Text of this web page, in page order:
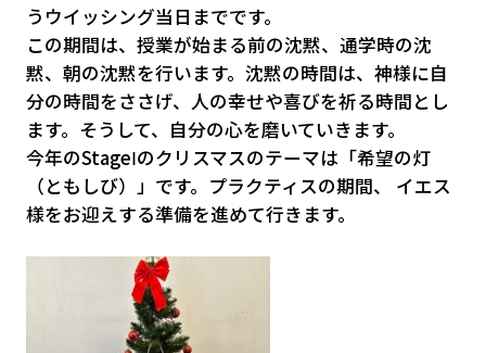
うウイッシング当日までです。
この期間は、授業が始まる前の沈黙、通学時の沈
黙、朝の沈黙を行います。沈黙の時間は、神様に自
分の時間をささげ、人の幸せや喜びを祈る時間とし
ます。そうして、自分の心を磨いていきます。
今年のStageⅠのクリスマスのテーマは「希望の灯
（ともしび）」です。プラクティスの期間、 イエス
様をお迎えする準備を進めて行きます。